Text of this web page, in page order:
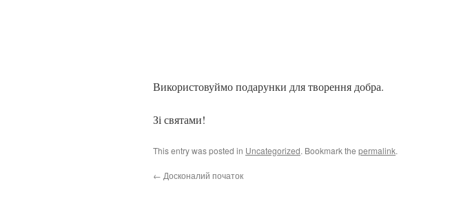
Використовуймо подарунки для творення добра.
Зі святами!
This entry was posted in Uncategorized. Bookmark the permalink.
← Досконалий початок